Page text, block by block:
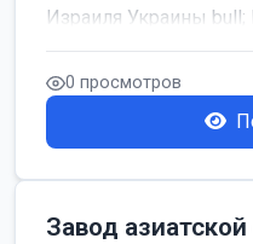
Израиля Украины bull;
0 просмотров
Завод